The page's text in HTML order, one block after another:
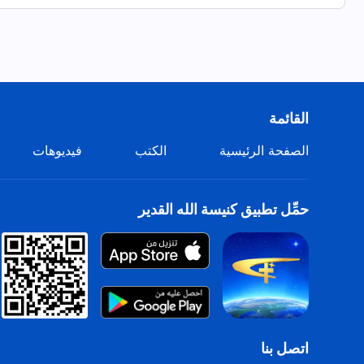
ليروا وجهه وأعماله ويسمعوا صوته.
إنَّها نهاية وذروة خطَّته،
لكي تعبده كلُّ الأمم وتعترف به.
ويؤمن جميع الشعوب ويخضعون له!
من "اتبعوا الحمل ورنموا ترنيمات جديدة"
القائمة
الصفحة الرئيسية الكتب فيديوهات
حمِّل تطبيق كنيسة الله القدير
اتصل بنا